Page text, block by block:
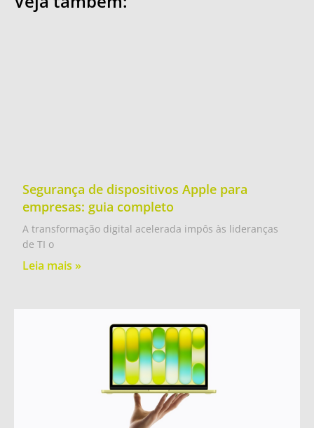
Segurança de dispositivos Apple para
empresas: guia completo
A transformação digital acelerada impôs às lideranças
de TI o
Leia mais »